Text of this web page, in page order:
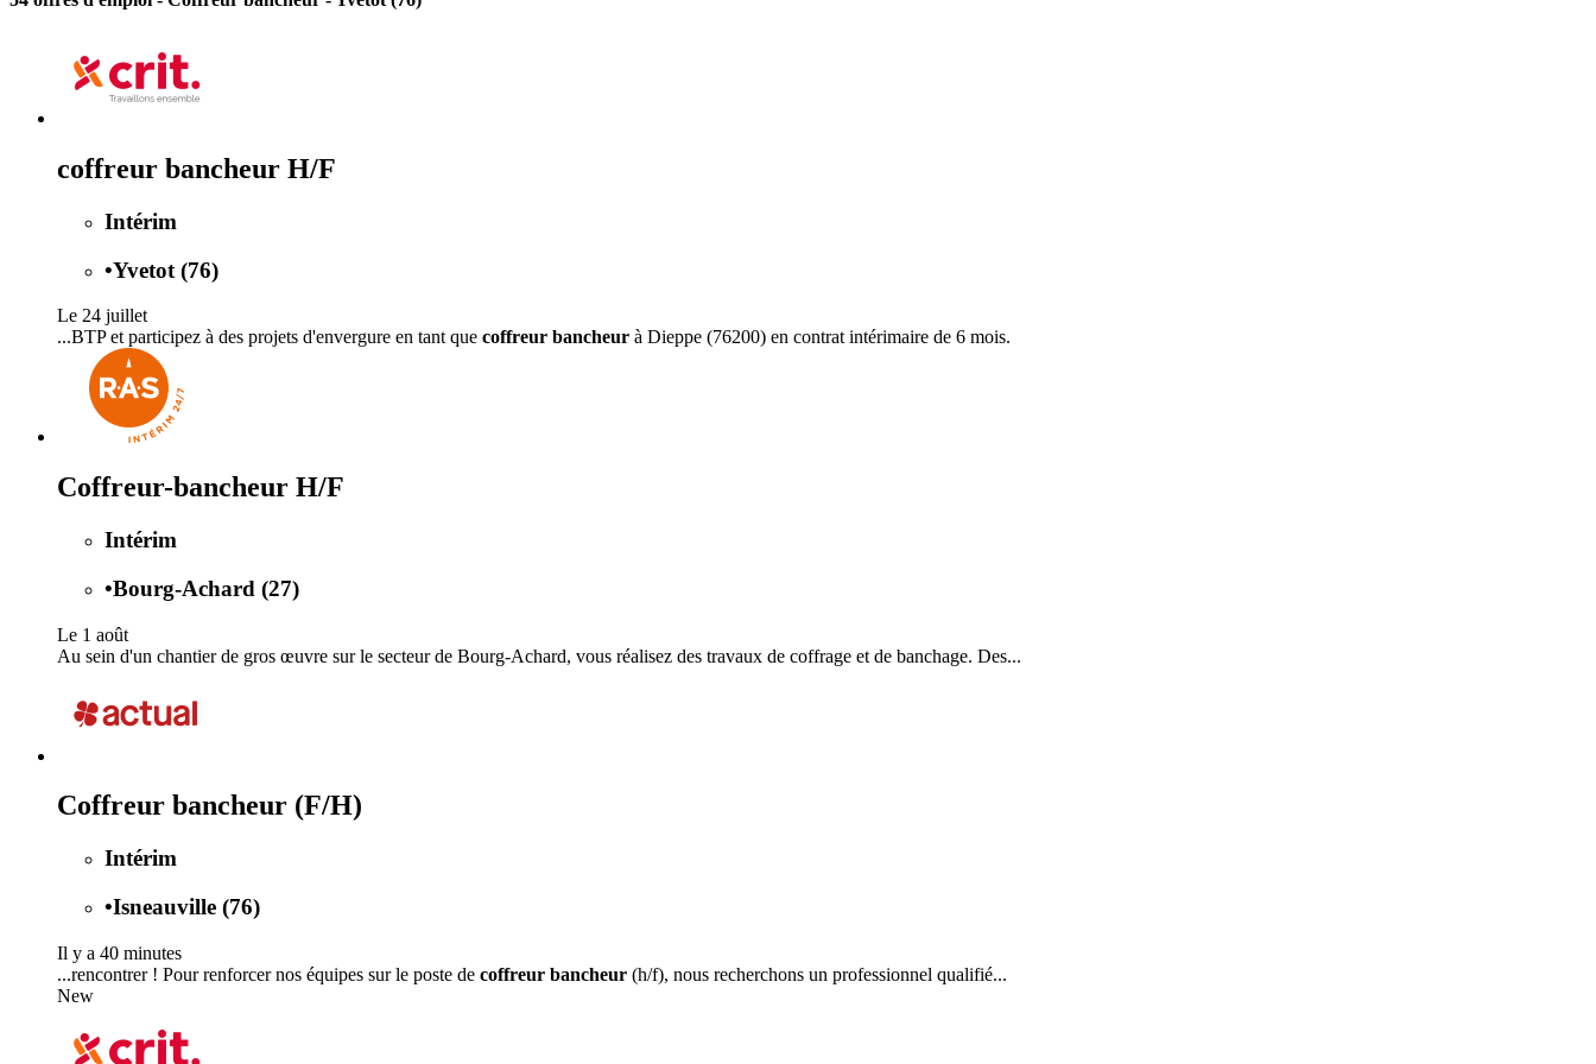
coffreur bancheur H/F
Intérim
•Yvetot (76)
Le 24 juillet
...BTP et participez à des projets d'envergure en tant que coffreur bancheur à Dieppe (76200) en contrat intérimaire de 6 mois.
Coffreur-bancheur H/F
Intérim
•Bourg-Achard (27)
Le 1 août
Au sein d'un chantier de gros œuvre sur le secteur de Bourg-Achard, vous réalisez des travaux de coffrage et de banchage. Des...
Coffreur bancheur (F/H)
Intérim
•Isneauville (76)
Il y a 40 minutes
...rencontrer ! Pour renforcer nos équipes sur le poste de coffreur bancheur (h/f), nous recherchons un professionnel qualifié...
New